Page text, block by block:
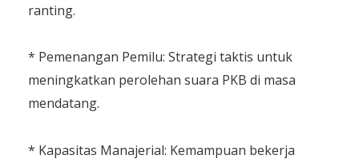
ranting.
​* Pemenangan Pemilu: Strategi taktis untuk
meningkatkan perolehan suara PKB di masa
mendatang.
​* Kapasitas Manajerial: Kemampuan bekerja